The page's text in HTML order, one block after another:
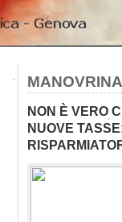
NON È VERO
NUOVE